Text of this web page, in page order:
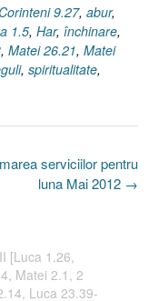
9.27, abur,
1.5, Har, închinare,
, Matei 26.21, Matei
, spiritualitate,
serviciilor pentru
luna Mai 2012 →
[Luca 1.26,
Matei 2.1, 2
Luca 23.39-